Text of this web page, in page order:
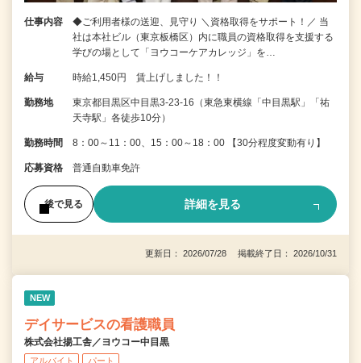
仕事内容
◆ご利用者様の送迎、見守り ＼資格取得をサポート！／ 当
社は本社ビル（東京板橋区）内に職員の資格取得を支援する
学びの場として「ヨウコーケアカレッジ」を…
給与 時給1,450円 賃上げしました！！
勤務地
東京都目黒区中目黒3-23-16（東急東横線「中目黒駅」「祐
天寺駅」各徒歩10分）
勤務時間 8：00～11：00、15：00～18：00 【30分程度変動有り】
応募資格 普通自動車免許
後で見る 詳細を見る
更新日： 2026/07/28 掲載終了日： 2026/10/31
NEW
デイサービスの看護職員
株式会社揚工舎／ヨウコー中目黒
アルバイト パート